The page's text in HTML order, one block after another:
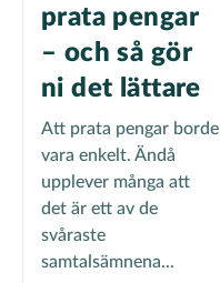
prata pengar
– och så gör
ni det lättare
Att prata pengar borde
vara enkelt. Ändå
upplever många att
det är ett av de
svåraste
samtalsämnena...